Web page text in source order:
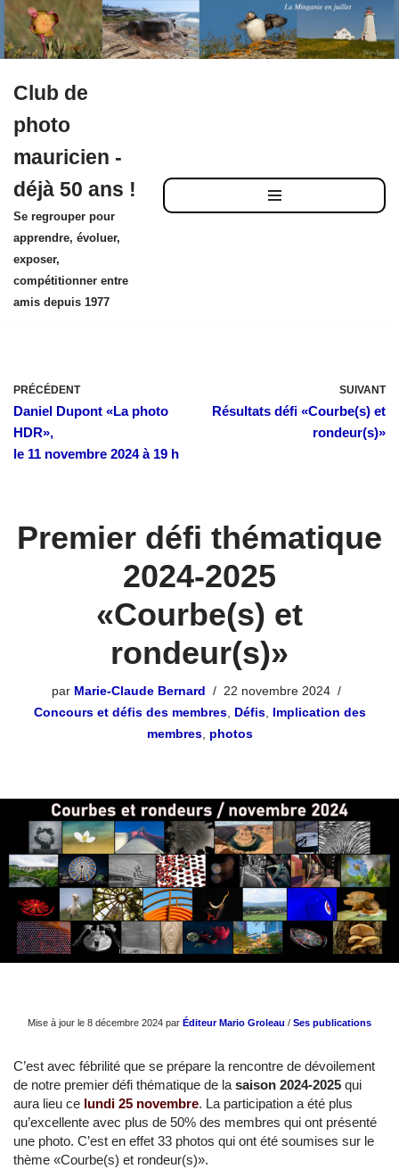
au
contenu
Club de
photo
mauricien -
déjà 50 ans !
Se regrouper pour
apprendre, évoluer,
exposer,
compétitionner entre
amis depuis 1977
PRÉCÉDENT
Daniel Dupont «La photo
HDR»,
le 11 novembre 2024 à 19 h
SUIVANT
Résultats défi «Courbe(s) et
rondeur(s)»
Premier défi thématique
2024-2025
«Courbe(s) et
rondeur(s)»
par Marie-Claude Bernard
22 novembre 2024
Concours et défis des membres, Défis, Implication des
membres, photos
Mise à jour le 8 décembre 2024 par Éditeur Mario Groleau / Ses publications
C’est avec fébrilité que se prépare la rencontre de dévoilement
de notre premier défi thématique de lasaison 2024-2025 qui
aura lieu ce lundi 25 novembre. La participation a été plus
qu’excellente avec plus de 50% des membres qui ont présenté
une photo. C’est en effet 33 photos qui ont été soumises sur le
thème «Courbe(s) et rondeur(s)».